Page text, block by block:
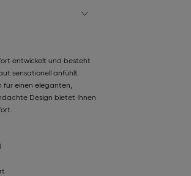
entwickelt und besteht
sensationell anfühlt.
für einen eleganten,
Design bietet Ihnen